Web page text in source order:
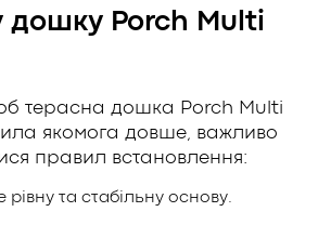
дошку Porch Multi
терасна дошка Porch Multi
якомога довше, важливо
правил встановлення:
рівну та стабільну основу.